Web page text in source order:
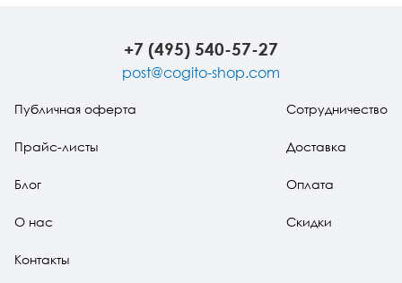
+7 (495) 540-57-27
post@cogito-shop.com
Публичная оферта
Прайс-листы
Блог
О нас
Контакты
Сотрудничество
Доставка
Оплата
Скидки